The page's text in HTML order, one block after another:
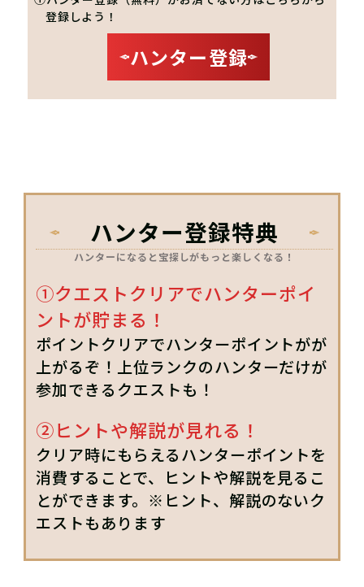
登録しよう！
ハンター登録
ハンター登録特典
ハンターになると宝探しがもっと楽しくなる！
①クエストクリアでハンターポイ
ントが貯まる！
ポイントクリアでハンターポイントがが
上がるぞ！上位ランクのハンターだけが
参加できるクエストも！
②ヒントや解説が見れる！
クリア時にもらえるハンターポイントを
消費することで、ヒントや解説を見るこ
とができます。※ヒント、解説のないク
エストもあります